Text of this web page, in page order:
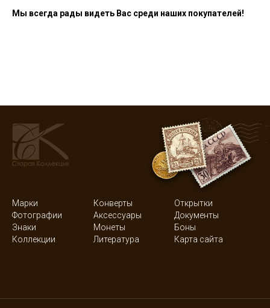
Мы всегда рады видеть Вас среди наших покупателей!
Марки Конверты
Открытки
Фотографии
Аксессуары
Документы
Знаки
Монеты
Боны
Коллекции
Литература Карта сайта